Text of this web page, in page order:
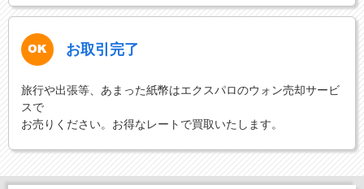
お取引完了
旅行や出張等、あまった紙幣はエクスパロのウォン売却サービ
スで
お売りください。お得なレートで買取いたします。